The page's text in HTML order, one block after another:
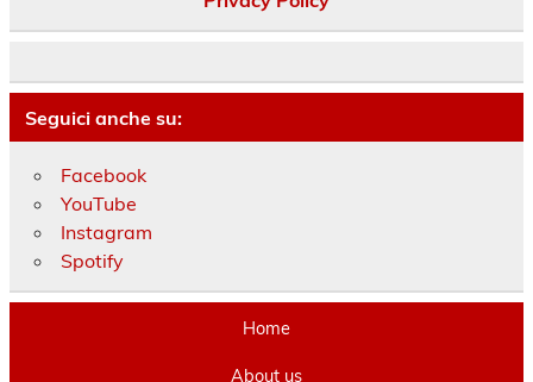
Seguici anche su:
Facebook
YouTube
Instagram
Spotify
Home
About us